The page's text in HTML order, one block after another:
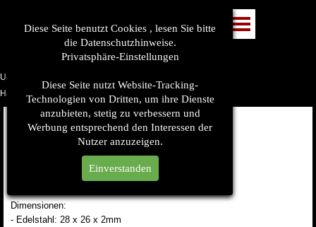
U-Profil
Handlaufzubehör
Kantenschutz Edelstahl
Dimensionen:
- Edelstahl: 28 x 26 x 2mm
Diese Seite benutzt Cookies , lesen Sie bitte
die Datenschutzhinweise.
Privatsphäre-Einstellungen
Diese Seite nutzt Website-Tracking-
Technologien von Dritten, um ihre Dienste
anzubieten, stetig zu verbessern und
Werbung entsprechend den Interessen der
Nutzer anzuzeigen.
Einverstanden